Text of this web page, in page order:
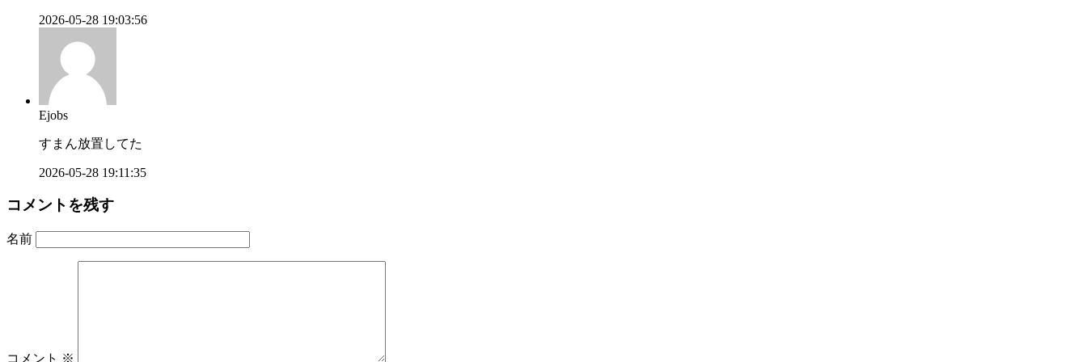
2026-05-28 19:03:56
Ejobs
すまん放置してた
2026-05-28 19:11:35
コメントを残す
名前
コメント ※